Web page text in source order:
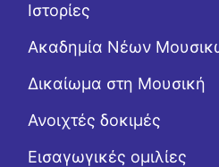
Ιστορίες
Ακαδημία Νέων
Δικαίωμα στη Μουσική
Ανοιχτές δοκιμές
Εισαγωγικές ομιλίες